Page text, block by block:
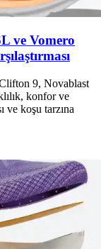
ve Vomero
9, Novablast
konfor ve
ve koşu tarzına